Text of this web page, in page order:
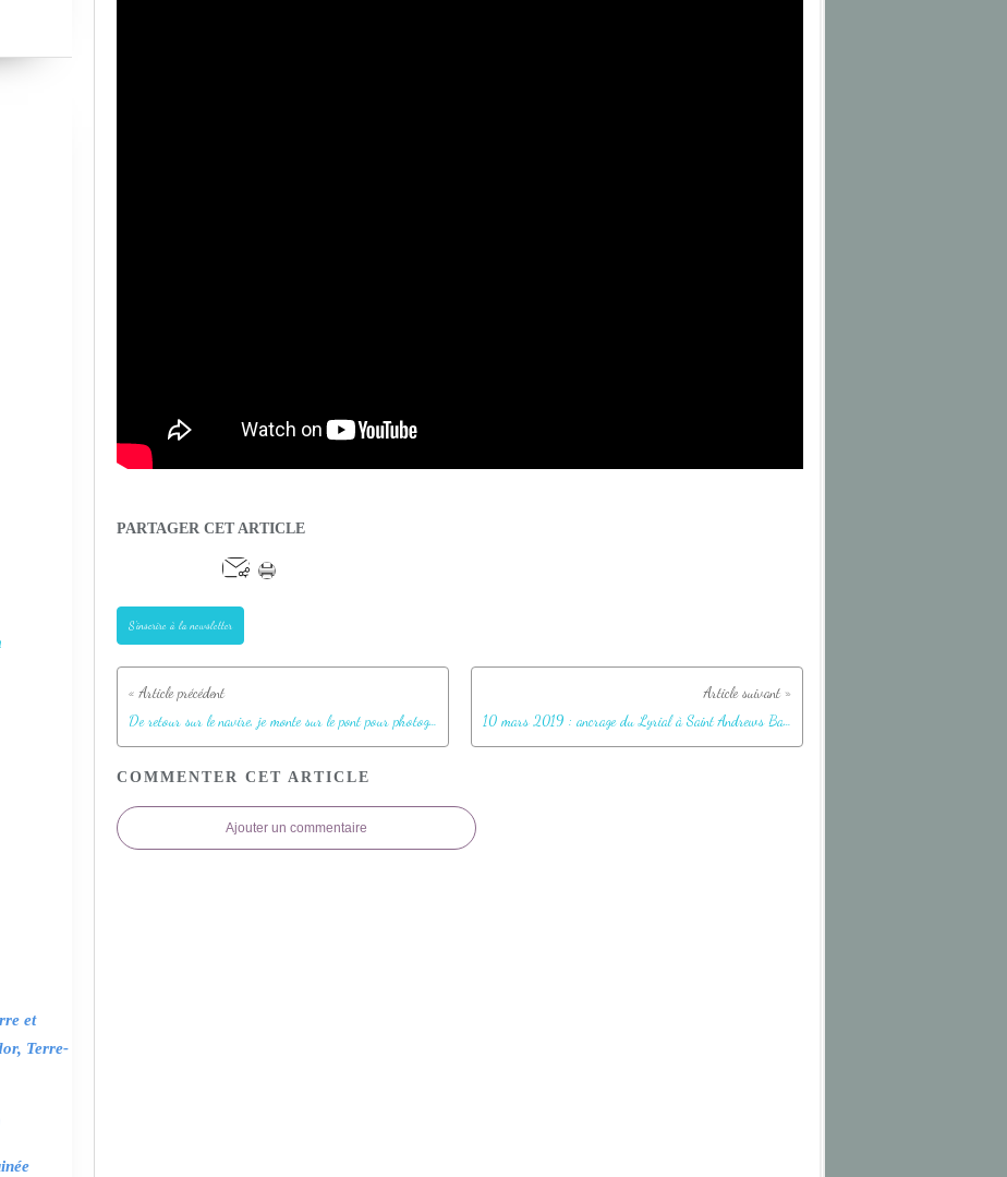
PARTAGER CET ARTICLE
S'inscrire à la newsletter
De retour sur le navire, je monte sur le pont pour photographier les montagnes commençant à se revêtir de blanc - Fortuna Bay - Géorgie du Sud 10 mars 2019 : ancrage du Lyrial à Saint Andrews Bay - Géorgie du Sud
COMMENTER CET ARTICLE
Ajouter un commentaire
et
Terre-